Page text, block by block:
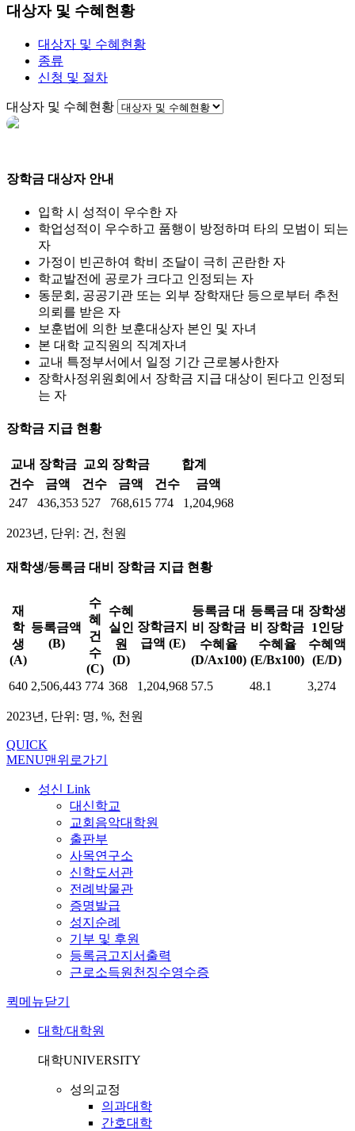
대상자 및 수혜현황
대상자 및 수혜현황
종류
신청 및 절차
대상자 및 수혜현황
장학금 대상자 안내
입학 시 성적이 우수한 자
학업성적이 우수하고 품행이 방정하며 타의 모범이 되는
자
가정이 빈곤하여 학비 조달이 극히 곤란한 자
학교발전에 공로가 크다고 인정되는 자
동문회, 공공기관 또는 외부 장학재단 등으로부터 추천
의뢰를 받은 자
보훈법에 의한 보훈대상자 본인 및 자녀
본 대학 교직원의 직계자녀
교내 특정부서에서 일정 기간 근로봉사한자
장학사정위원회에서 장학금 지급 대상이 된다고 인정되
는 자
장학금 지급 현황
교내 장학금 교외 장학금
합계
건수
금액 건수 금액 건수
금액
247
436,353 527 768,615 774 1,204,968
2023년, 단위: 건, 천원
재학생/등록금 대비 장학금 지급 현황
재
학
생
(A)
등록금액
(B)
수
혜
건
수
(C)
수혜
실인
원
(D)
장학금지
급액 (E)
등록금 대
비 장학금
수혜율
(D/Ax100)
등록금 대
비 장학금
수혜율
(E/Bx100)
장학생
1인당
수혜액
(E/D)
640 2,506,443 774 368 1,204,968 57.5 48.1 3,274
2023년, 단위: 명, %, 천원
QUICK
MENU맨위로가기
성신 Link
대신학교
교회음악대학원
출판부
사목연구소
신학도서관
전례박물관
증명발급
성지순례
기부 및 후원
등록금고지서출력
근로소득원천징수영수증
퀵메뉴닫기
대학/대학원
대학UNIVERSITY
성의교정
의과대학
간호대학